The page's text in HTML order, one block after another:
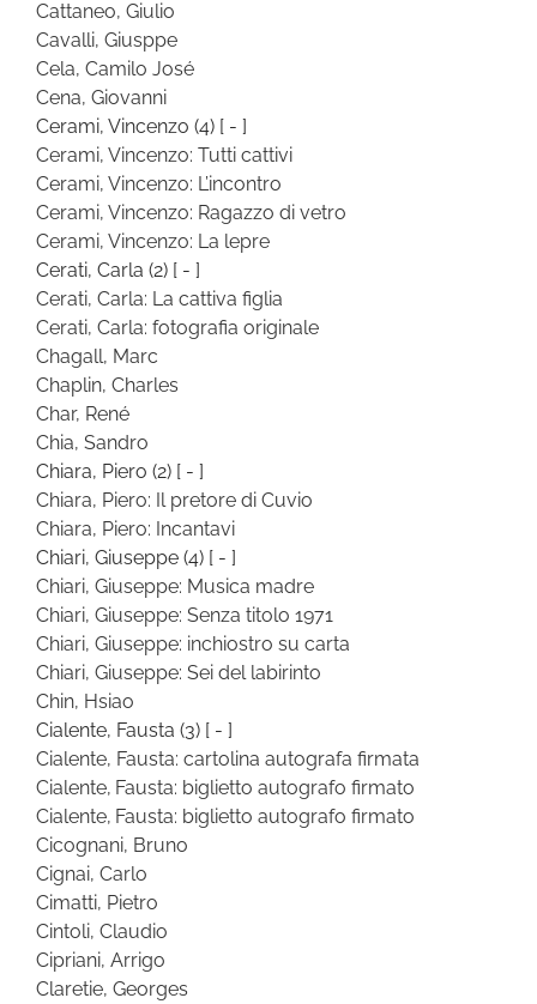
Cattaneo, Giulio
Cavalli, Giusppe
Cela, Camilo José
Cena, Giovanni
Cerami, Vincenzo (4) [ - ]
Cerami, Vincenzo: Tutti cattivi
Cerami, Vincenzo: L’incontro
Cerami, Vincenzo: Ragazzo di vetro
Cerami, Vincenzo: La lepre
Cerati, Carla (2) [ - ]
Cerati, Carla: La cattiva figlia
Cerati, Carla: fotografia originale
Chagall, Marc
Chaplin, Charles
Char, René
Chia, Sandro
Chiara, Piero (2) [ - ]
Chiara, Piero: Il pretore di Cuvio
Chiara, Piero: Incantavi
Chiari, Giuseppe (4) [ - ]
Chiari, Giuseppe: Musica madre
Chiari, Giuseppe: Senza titolo 1971
Chiari, Giuseppe: inchiostro su carta
Chiari, Giuseppe: Sei del labirinto
Chin, Hsiao
Cialente, Fausta (3) [ - ]
Cialente, Fausta: cartolina autografa firmata
Cialente, Fausta: biglietto autografo firmato
Cialente, Fausta: biglietto autografo firmato
Cicognani, Bruno
Cignai, Carlo
Cimatti, Pietro
Cintoli, Claudio
Cipriani, Arrigo
Claretie, Georges